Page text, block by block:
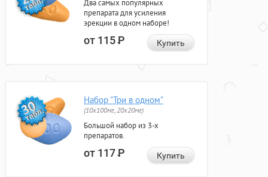
Два самых популярных
препарата для усиления
эрекции в одном наборе!
от 115Р Купить
Набор "Три в одном"
(10x100мг, 20x20мг)
Большой набор из 3-х
препаратов.
от 117Р Купить